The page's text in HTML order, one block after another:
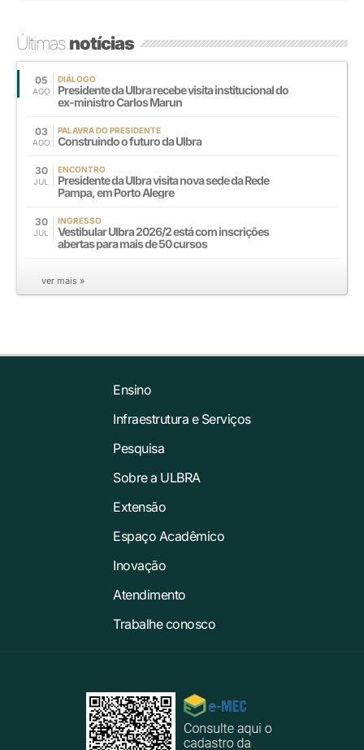
Últimasnotícias
05
AGO
DIÁLOGO
Presidente da Ulbra recebe visita institucional do
ex-ministro Carlos Marun
03
AGO
PALAVRA DO PRESIDENTE
Construindo o futuro da Ulbra
30
JUL
ENCONTRO
Presidente da Ulbra visita nova sede da Rede
Pampa, em Porto Alegre
30
JUL
INGRESSO
Vestibular Ulbra 2026/2 está com inscrições
abertas para mais de 50 cursos
ver mais »
Ensino
Infraestrutura e Serviços
Pesquisa
Sobre a ULBRA
Extensão
Espaço Acadêmico
Inovação
Atendimento
Trabalhe conosco